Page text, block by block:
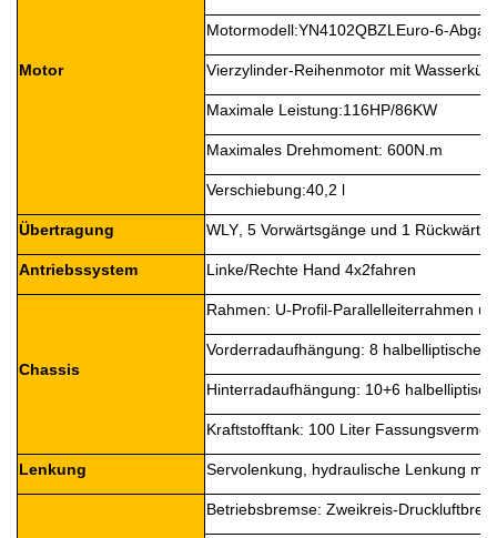
Motor
Motormodell:YN4102QBZL Euro-6-
Vierzylinder-Reihenmotor mit
Maximale Leistung:1 16HP/86KW
Maximales Drehmoment: 600N m
Verschiebung:40,2 l
Übertragung WLY , 5 Vorwärtsgänge und 1
Antriebssystem Linke/Rechte Hand 4x2fahren
Chassis
Rahmen: U-Profil-Parallelleiterrahmen
Vorderradaufhängung: 8 halbelliptische
Hinterradaufhängung: 10+6
Kraftstofftank: 100 Liter
Lenkung Servolenkung, hydraulische Lenkung
Betriebsbremse: Zweikreis-